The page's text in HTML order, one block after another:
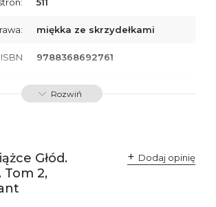
miękka ze skrzydełkami
ISBN 9788368692761
K801102
Rozwiń
Głód.
Tom 2,
Dodaj opinię